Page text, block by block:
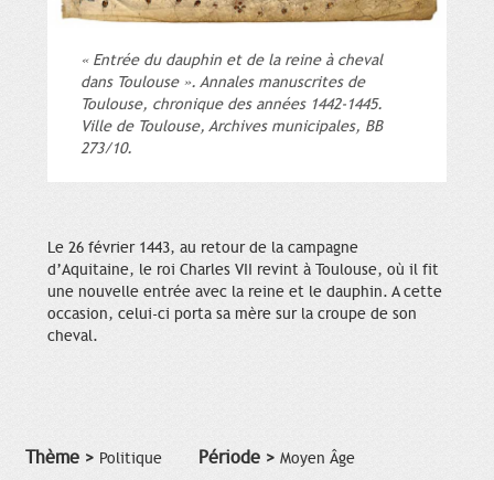
« Entrée du dauphin et de la reine à cheval
dans Toulouse ». Annales manuscrites de
Toulouse, chronique des années 1442-1445.
Ville de Toulouse, Archives municipales, BB
273/10.
Le 26 février 1443, au retour de la campagne
d’Aquitaine, le roi Charles VII revint à Toulouse, où il fit
une nouvelle entrée avec la reine et le dauphin. A cette
occasion, celui-ci porta sa mère sur la croupe de son
cheval.
Thème > Politique Période > Moyen Âge